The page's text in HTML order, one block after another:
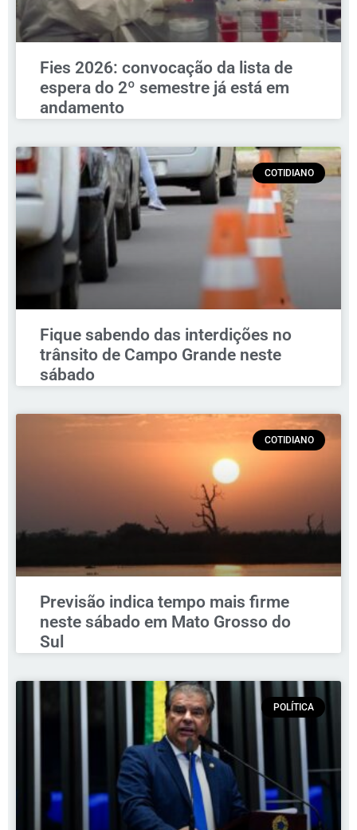
Fies 2026: convocação da lista de
espera do 2º semestre já está em
andamento
COTIDIANO
Fique sabendo das interdições no
trânsito de Campo Grande neste
sábado
COTIDIANO
Previsão indica tempo mais firme
neste sábado em Mato Grosso do
Sul
POLÍTICA